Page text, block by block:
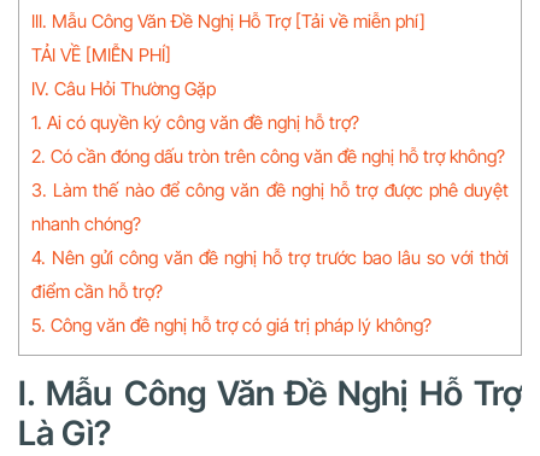
III. Mẫu Công Văn Đề Nghị Hỗ Trợ [Tải về miễn phí]
TẢI VỀ [MIỄN PHÍ]
IV. Câu Hỏi Thường Gặp
1. Ai có quyền ký công văn đề nghị hỗ trợ?
2. Có cần đóng dấu tròn trên công văn đề nghị hỗ trợ không?
3. Làm thế nào để công văn đề nghị hỗ trợ được phê duyệt
nhanh chóng?
4. Nên gửi công văn đề nghị hỗ trợ trước bao lâu so với thời
điểm cần hỗ trợ?
5. Công văn đề nghị hỗ trợ có giá trị pháp lý không?
I. Mẫu Công Văn Đề Nghị Hỗ Trợ
Là Gì?